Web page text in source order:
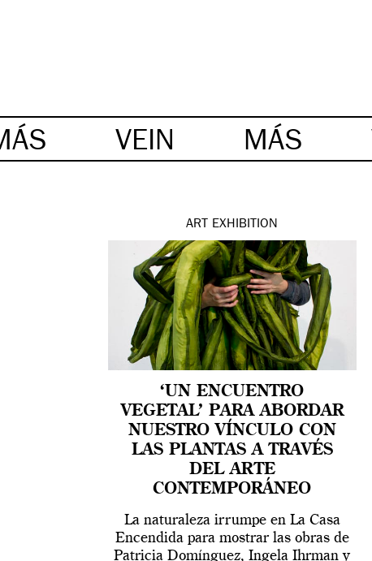
VEIN MÁS
ART EXHIBITION
‘UN ENCUENTRO
VEGETAL’ PARA ABORDAR
NUESTRO VÍNCULO CON
LAS PLANTAS A TRAVÉS
DEL ARTE
CONTEMPORÁNEO
La naturaleza irrumpe en La Casa
Encendida para mostrar las obras de
Patricia Domínguez, Ingela Ihrman y